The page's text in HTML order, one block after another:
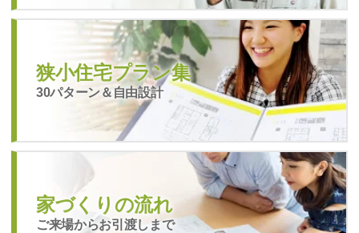
狭小住宅プラン集
30パターン＆自由設計
家づくりの流れ
ご来場からお引渡しまで